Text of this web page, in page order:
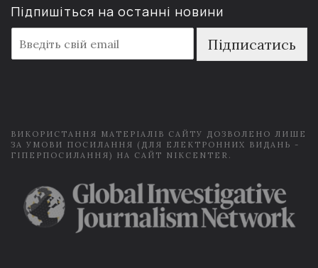
Підпишіться на останні новини
m
a
Підписатись
ВИКОРИСТАННЯ МАТЕРІАЛІВ САЙТУ ДОЗВОЛЕНО ЛИШЕ
ЗА УМОВИ ПОСИЛАННЯ (ДЛЯ ЕЛЕКТРОННИХ ВИДАНЬ -
ГІПЕРПОСИЛАННЯ) НА САЙТ NIKCENTER.